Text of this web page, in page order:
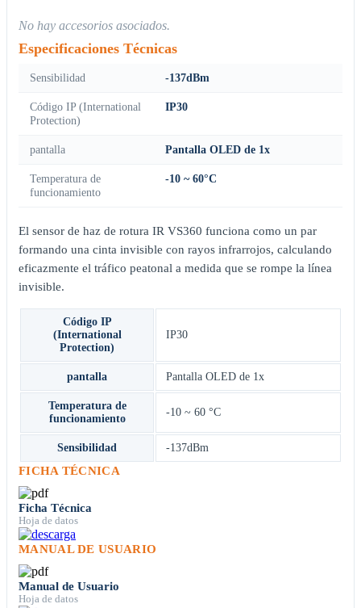
No hay accesorios asociados.
Especificaciones Técnicas
Sensibilidad -137dBm
Código IP (International
Protection)
IP30
pantalla Pantalla OLED de 1x
Temperatura de
funcionamiento
-10 ~ 60°C
El sensor de haz de rotura IR VS360 funciona como un par
formando una cinta invisible con rayos infrarrojos, calculando
eficazmente el tráfico peatonal a medida que se rompe la línea
invisible.
Código IP
(International
Protection)
IP30
pantalla Pantalla OLED de 1x
Temperatura de
funcionamiento
-10 ~ 60 °C
Sensibilidad -137dBm
FICHA TÉCNICA
Ficha Técnica
Hoja de datos
MANUAL DE USUARIO
Manual de Usuario
Hoja de datos